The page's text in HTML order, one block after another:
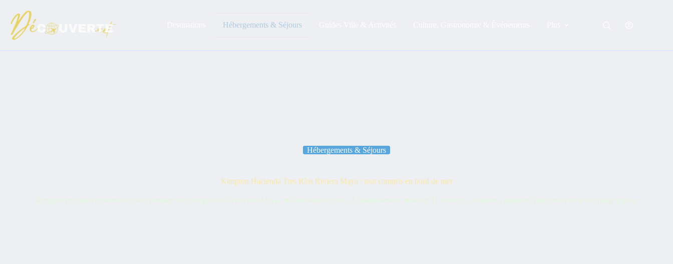
contenu
Hébergements & Séjours
Hébergements & Séjours
Kimpton Hacienda Tres Ríos Riviera Maya : tout compris en bord de mer
Kimpton prépare l'ouverture de son premier tout compris sur la Riviera Maya, mêlant nature et luxe. L'établissement mise sur 11 concepts culinaires, plusieurs piscines et un accès plage privée.